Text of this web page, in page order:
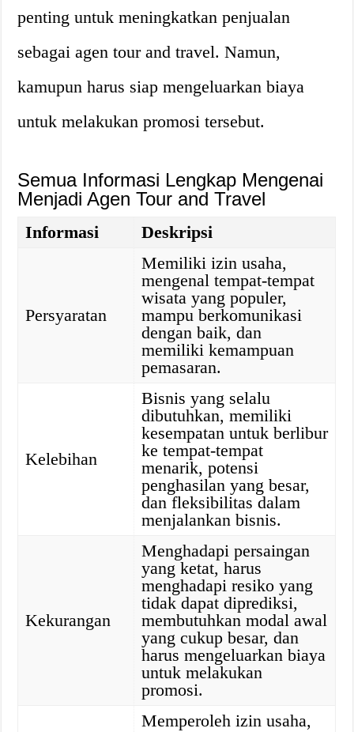
penting untuk meningkatkan penjualan
sebagai agen tour and travel. Namun,
kamupun harus siap mengeluarkan biaya
untuk melakukan promosi tersebut.
Semua Informasi Lengkap Mengenai
Menjadi Agen Tour and Travel
Informasi Deskripsi
Persyaratan
Memiliki izin usaha,
mengenal tempat-tempat
wisata yang populer,
mampu berkomunikasi
dengan baik, dan
memiliki kemampuan
pemasaran.
Kelebihan
Bisnis yang selalu
dibutuhkan, memiliki
kesempatan untuk berlibur
ke tempat-tempat
menarik, potensi
penghasilan yang besar,
dan fleksibilitas dalam
menjalankan bisnis.
Kekurangan
Menghadapi persaingan
yang ketat, harus
menghadapi resiko yang
tidak dapat diprediksi,
membutuhkan modal awal
yang cukup besar, dan
harus mengeluarkan biaya
untuk melakukan
promosi.
Memperoleh izin usaha,